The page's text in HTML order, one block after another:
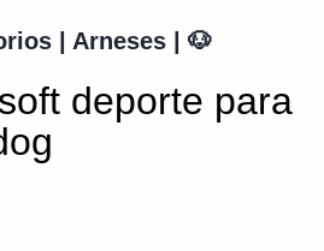
Arneses 🐶
deporte para